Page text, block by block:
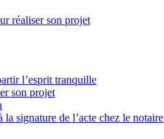
réaliser son projet
l’esprit tranquille
son projet
signature de l’acte chez le notaire